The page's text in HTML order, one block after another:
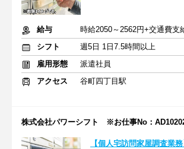
給与
時給2050～2562円+交通費支
シフト
週5日 1日7.5時間以上
雇用形態
派遣社員
アクセス
谷町四丁目駅
株式会社パワーシフト ※お仕事No：
【個人宅訪問家屋調査業